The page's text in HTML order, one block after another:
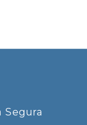
Segura